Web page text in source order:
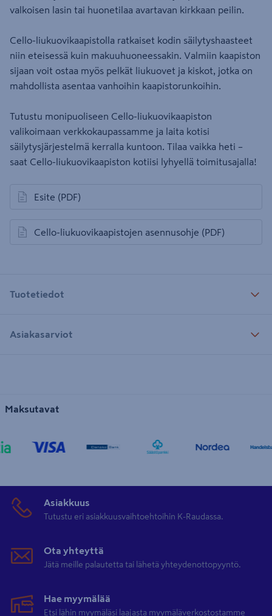
valkoisen lasin tai huonetilaa avartavan kirkkaan peilin.
Cello-liukuovikaapistolla ratkaiset kodin säilytyshaasteet
niin eteisessä kuin makuuhuoneessakin. Valmiin kaapiston
sijaan voit ostaa myös pelkät liukuovet ja kiskot, jotka on
mahdollista asentaa vanhoihin kaapistorunkoihin.
Tutustu monipuoliseen Cello-liukuovikaapiston
valikoimaan verkkokaupassamme ja laita kotisi
säilytysjärjestelmä kerralla kuntoon. Tilaa vaikka heti –
saat Cello-liukuovikaapiston kotiisi lyhyellä toimitusajalla!
Esite (PDF)
avautuu uuteen välilehteen
Cello-liukuovikaapistojen asennusohje (PDF)
avautuu uuteen välilehteen
Tuotetiedot
Asiakasarviot
Maksutavat
Asiakkuus
Tutustu eri asiakkuusvaihtoehtoihin K-Raudassa.
Ota yhteyttä
Jätä meille palautetta tai lähetä yhteydenottopyyntö.
Hae myymälää
Etsi lähin myymäläsi laajasta myymäläverkostostamme